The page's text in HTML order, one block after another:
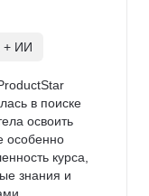
основы
к
ответ, а
этого я
получил два
Сейчас
+ ИИ
в поиске
освоить
особенно
курса,
знания и